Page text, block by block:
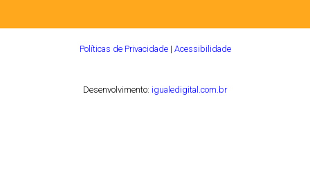
Políticas de Privacidade| Acessibilidade
Desenvolvimento: igualedigital.com.br